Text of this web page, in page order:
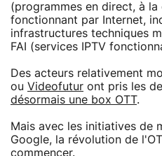
(programmes en direct, à la
fonctionnant par Internet,
infrastructures techniques
FAI (services IPTV
Des acteurs relativement
ou Videofutur ont pris les
désormais une box OTT.
Mais avec les initiatives de
Google, la révolution de
commencer.